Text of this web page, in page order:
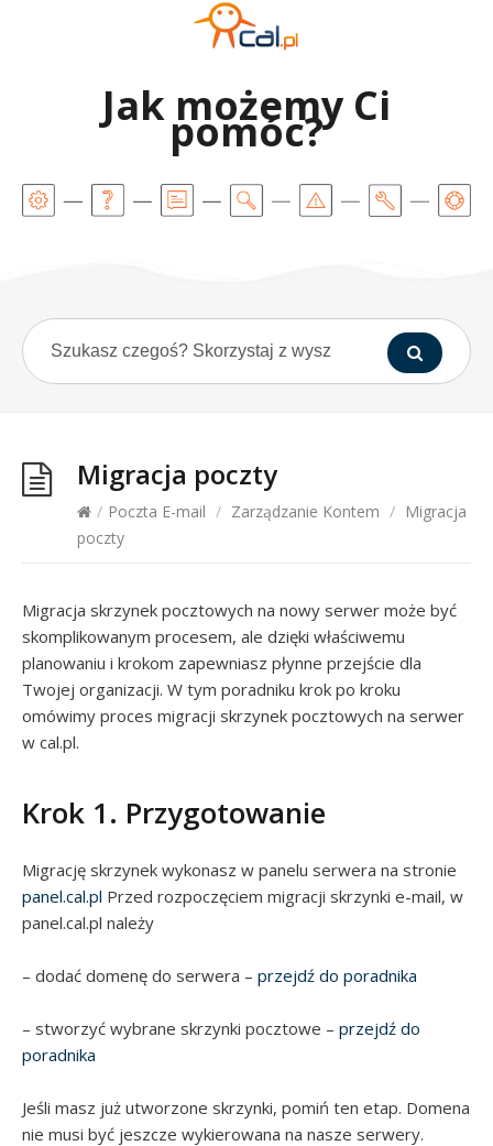
Jak możemy Ci
pomóc?
Migracja poczty
/ Poczta E-mail / Zarządzanie Kontem / Migracja
poczty
Migracja skrzynek pocztowych na nowy serwer może być
skomplikowanym procesem, ale dzięki właściwemu
planowaniu i krokom zapewniasz płynne przejście dla
Twojej organizacji. W tym poradniku krok po kroku
omówimy proces migracji skrzynek pocztowych na serwer
w cal.pl.
Krok 1. Przygotowanie
Migrację skrzynek wykonasz w panelu serwera na stronie
panel.cal.pl Przed rozpoczęciem migracji skrzynki e-mail, w
panel.cal.pl należy
– dodać domenę do serwera – przejdź do poradnika
– stworzyć wybrane skrzynki pocztowe – przejdź do
poradnika
Jeśli masz już utworzone skrzynki, pomiń ten etap. Domena
nie musi być jeszcze wykierowana na nasze serwery.